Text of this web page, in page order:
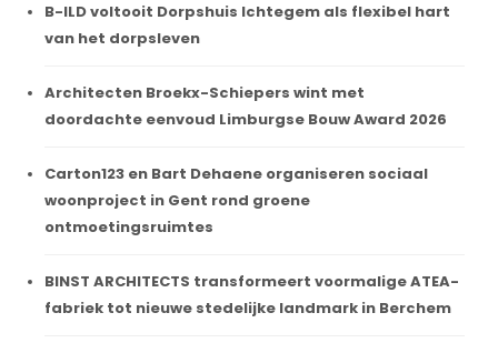
B-ILD voltooit Dorpshuis Ichtegem als flexibel hart
van het dorpsleven
Architecten Broekx-Schiepers wint met
doordachte eenvoud Limburgse Bouw Award 2026
Carton123 en Bart Dehaene organiseren sociaal
woonproject in Gent rond groene
ontmoetingsruimtes
BINST ARCHITECTS transformeert voormalige ATEA-
fabriek tot nieuwe stedelijke landmark in Berchem